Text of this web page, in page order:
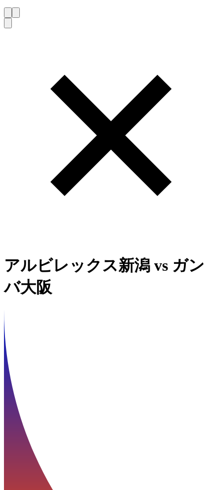
アルビレックス新潟 vs ガン
バ大阪